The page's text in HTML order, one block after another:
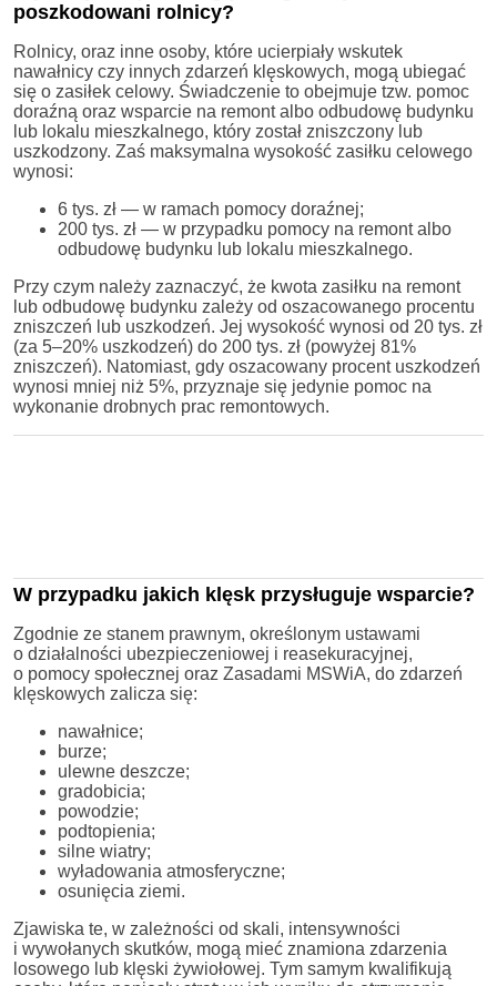
poszkodowani rolnicy?
Rolnicy, oraz inne osoby, które ucierpiały wskutek
nawałnicy czy innych zdarzeń klęskowych, mogą ubiegać
się o zasiłek celowy. Świadczenie to obejmuje tzw. pomoc
doraźną oraz wsparcie na remont albo odbudowę budynku
lub lokalu mieszkalnego, który został zniszczony lub
uszkodzony. Zaś maksymalna wysokość zasiłku celowego
wynosi:
6 tys. zł — w ramach pomocy doraźnej;
200 tys. zł — w przypadku pomocy na remont albo
odbudowę budynku lub lokalu mieszkalnego.
Przy czym należy zaznaczyć, że kwota zasiłku na remont
lub odbudowę budynku zależy od oszacowanego procentu
zniszczeń lub uszkodzeń. Jej wysokość wynosi od 20 tys. zł
(za 5–20% uszkodzeń) do 200 tys. zł (powyżej 81%
zniszczeń). Natomiast, gdy oszacowany procent uszkodzeń
wynosi mniej niż 5%, przyznaje się jedynie pomoc na
wykonanie drobnych prac remontowych.
W przypadku jakich klęsk przysługuje wsparcie?
Zgodnie ze stanem prawnym, określonym ustawami
o działalności ubezpieczeniowej i reasekuracyjnej,
o pomocy społecznej oraz Zasadami MSWiA, do zdarzeń
klęskowych zalicza się:
nawałnice;
burze;
ulewne deszcze;
gradobicia;
powodzie;
podtopienia;
silne wiatry;
wyładowania atmosferyczne;
osunięcia ziemi.
Zjawiska te, w zależności od skali, intensywności
i wywołanych skutków, mogą mieć znamiona zdarzenia
losowego lub klęski żywiołowej. Tym samym kwalifikują